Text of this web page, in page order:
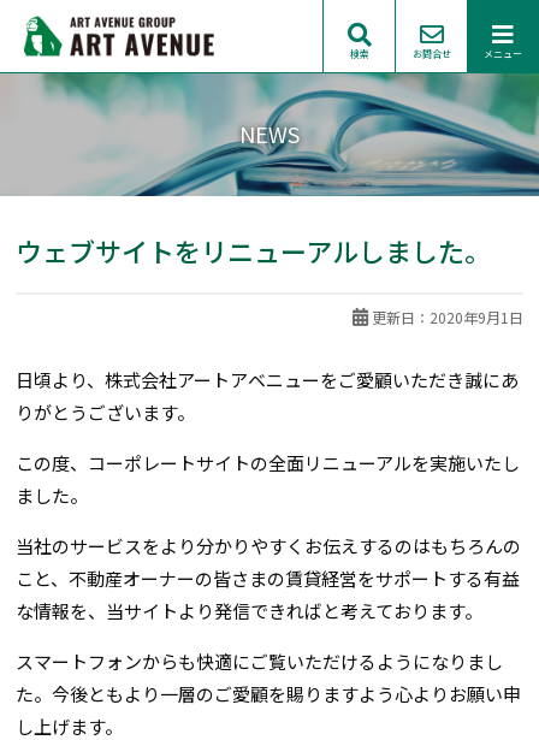
検索 お問合せ メニュー
NEWS
ウェブサイトをリニューアルしました。
更新日：2020年9月1日
日頃より、株式会社アートアベニューをご愛顧いただき誠にあ
りがとうございます。
この度、コーポレートサイトの全面リニューアルを実施いたし
ました。
当社のサービスをより分かりやすくお伝えするのはもちろんの
こと、不動産オーナーの皆さまの賃貸経営をサポートする有益
な情報を、当サイトより発信できればと考えております。
スマートフォンからも快適にご覧いただけるようになりまし
た。今後ともより一層のご愛顧を賜りますよう心よりお願い申
し上げます。